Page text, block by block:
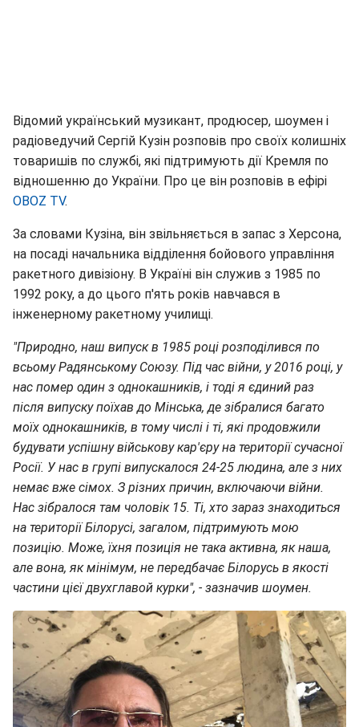
Відомий український музикант, продюсер, шоумен і
радіоведучий Сергій Кузін розповів про своїх колишніх
товаришів по службі, які підтримують дії Кремля по
відношенню до України. Про це він розповів в ефірі
OBOZ TV.
За словами Кузіна, він звільняється в запас з Херсона,
на посаді начальника відділення бойового управління
ракетного дивізіону. В Україні він служив з 1985 по
1992 року, а до цього п'ять років навчався в
інженерному ракетному училищі.
"Природно, наш випуск в 1985 році розподілився по
всьому Радянському Союзу. Під час війни, у 2016 році, у
нас помер один з однокашників, і тоді я єдиний раз
після випуску поїхав до Мінська, де зібралися багато
моїх однокашників, в тому числі і ті, які продовжили
будувати успішну військову кар'єру на території сучасної
Росії. У нас в групі випускалося 24-25 людина, але з них
немає вже сімох. З різних причин, включаючи війни.
Нас зібралося там чоловік 15. Ті, хто зараз знаходиться
на території Білорусі, загалом, підтримують мою
позицію. Може, їхня позиція не така активна, як наша,
але вона, як мінімум, не передбачає Білорусь в якості
частини цієї двухглавой курки", - зазначив шоумен.